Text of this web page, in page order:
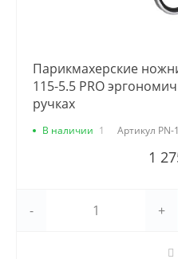
Парикмахерские
115-5.5 PRO
ручках
В наличии 1 Артикул PN-
1
- +